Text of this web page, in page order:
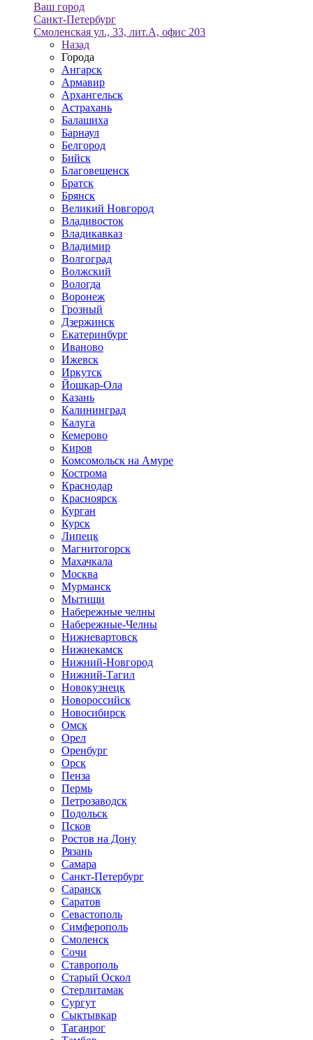
Ваш город
Санкт-Петербург
Смоленская ул., 33, лит.А, офис 203
Назад
Города
Ангарск
Армавир
Архангельск
Астрахань
Балашиха
Барнаул
Белгород
Бийск
Благовещенск
Братск
Брянск
Великий Новгород
Владивосток
Владикавказ
Владимир
Волгоград
Волжский
Вологда
Воронеж
Грозный
Дзержинск
Екатеринбург
Иваново
Ижевск
Иркутск
Йошкар-Ола
Казань
Калининград
Калуга
Кемерово
Киров
Комсомольск на Амуре
Кострома
Краснодар
Красноярск
Курган
Курск
Липецк
Магнитогорск
Махачкала
Москва
Мурманск
Мытищи
Набережные челны
Набережные-Челны
Нижневартовск
Нижнекамск
Нижний-Новгород
Нижний-Тагил
Новокузнецк
Новороссийск
Новосибирск
Омск
Орел
Оренбург
Орск
Пенза
Пермь
Петрозаводск
Подольск
Псков
Ростов на Дону
Рязань
Самара
Санкт-Петербург
Саранск
Саратов
Севастополь
Симферополь
Смоленск
Сочи
Ставрополь
Старый Оскол
Стерлитамак
Сургут
Сыктывкар
Таганрог